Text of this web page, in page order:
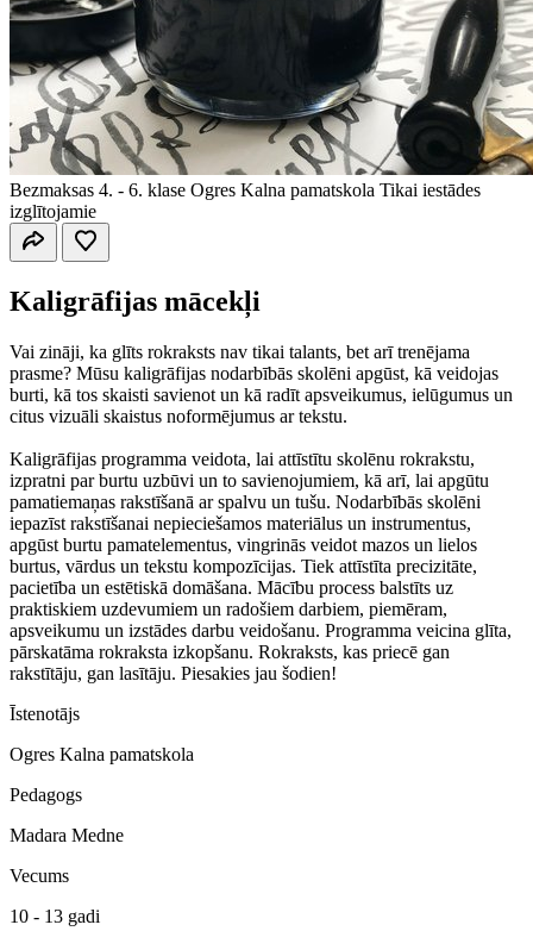
Bezmaksas 4. - 6. klase Ogres Kalna pamatskola Tikai iestādes
izglītojamie
Kaligrāfijas mācekļi
Vai zināji, ka glīts rokraksts nav tikai talants, bet arī trenējama
prasme? Mūsu kaligrāfijas nodarbībās skolēni apgūst, kā veidojas
burti, kā tos skaisti savienot un kā radīt apsveikumus, ielūgumus un
citus vizuāli skaistus noformējumus ar tekstu.
Kaligrāfijas programma veidota, lai attīstītu skolēnu rokrakstu,
izpratni par burtu uzbūvi un to savienojumiem, kā arī, lai apgūtu
pamatiemaņas rakstīšanā ar spalvu un tušu. Nodarbībās skolēni
iepazīst rakstīšanai nepieciešamos materiālus un instrumentus,
apgūst burtu pamatelementus, vingrinās veidot mazos un lielos
burtus, vārdus un tekstu kompozīcijas. Tiek attīstīta precizitāte,
pacietība un estētiskā domāšana. Mācību process balstīts uz
praktiskiem uzdevumiem un radošiem darbiem, piemēram,
apsveikumu un izstādes darbu veidošanu. Programma veicina glīta,
pārskatāma rokraksta izkopšanu. Rokraksts, kas priecē gan
rakstītāju, gan lasītāju. Piesakies jau šodien!
Īstenotājs
Ogres Kalna pamatskola
Pedagogs
Madara Medne
Vecums
10 - 13 gadi